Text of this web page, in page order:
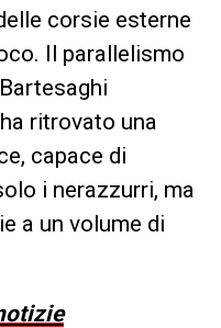
corsie esterne
Il parallelismo
ritrovato una
capace di
i nerazzurri, ma
a un volume di